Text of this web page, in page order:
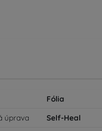
Fólia
úprava
Self-Heal